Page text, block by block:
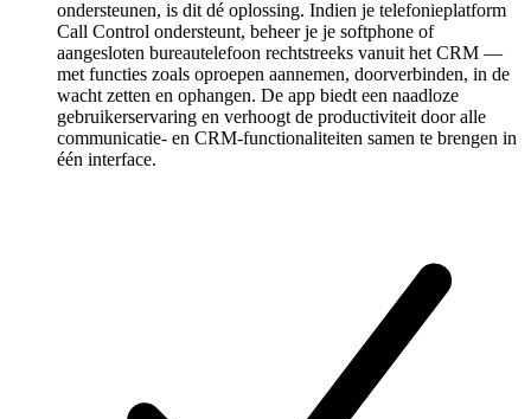
ondersteunen, is dit dé oplossing. Indien je telefonieplatform
Call Control ondersteunt, beheer je je softphone of
aangesloten bureautelefoon rechtstreeks vanuit het CRM —
met functies zoals oproepen aannemen, doorverbinden, in de
wacht zetten en ophangen. De app biedt een naadloze
gebruikerservaring en verhoogt de productiviteit door alle
communicatie- en CRM-functionaliteiten samen te brengen in
één interface.